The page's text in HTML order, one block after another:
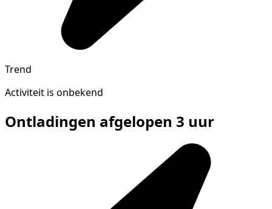
Trend
Activiteit is onbekend
Ontladingen afgelopen 3 uur